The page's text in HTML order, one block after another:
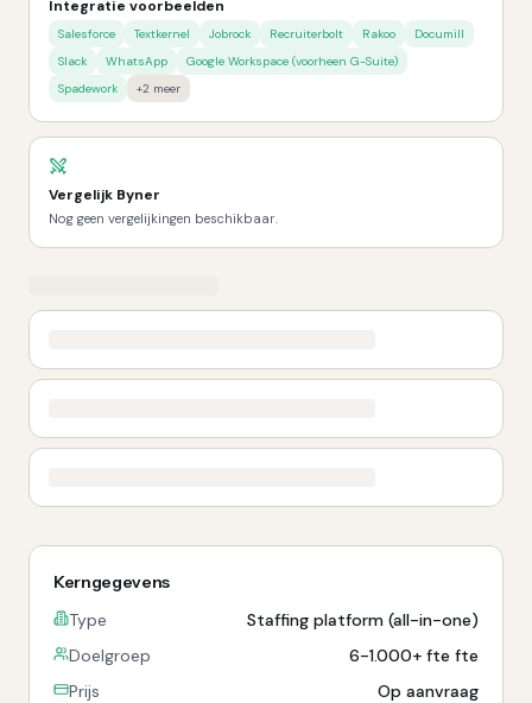
Integratie voorbeelden
Salesforce Textkernel Jobrock Recruiterbolt Rakoo
Documill
Slack
WhatsApp
Google Workspace (voorheen G-Suite)
Spadework
+2 meer
Vergelijk Byner
Nog geen vergelijkingen beschikbaar.
Kerngegevens
Type
Staffing platform (all-in-one)
Doelgroep
6-1.000+ fte fte
Prijs
Op aanvraag